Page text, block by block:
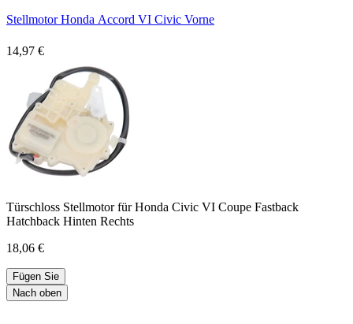
Stellmotor Honda Accord VI Civic Vorne
14,97 €
Türschloss Stellmotor für Honda Civic VI Coupe Fastback
Hatchback Hinten Rechts
18,06 €
Fügen Sie
Nach oben